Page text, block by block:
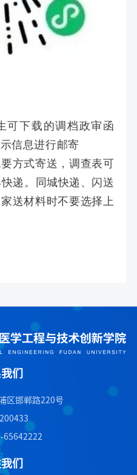
可下载的调档政审函
信息进行邮寄
方式寄送，调查表可
递。同城快递、闪送
送材料时不要选择上
们
区邯郸路220号
65642222
们